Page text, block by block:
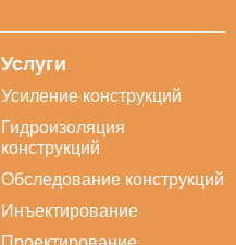
Услуги
Усиление конструкций
Гидроизоляция
конструкций
Обследование конструкций
Инъектирование